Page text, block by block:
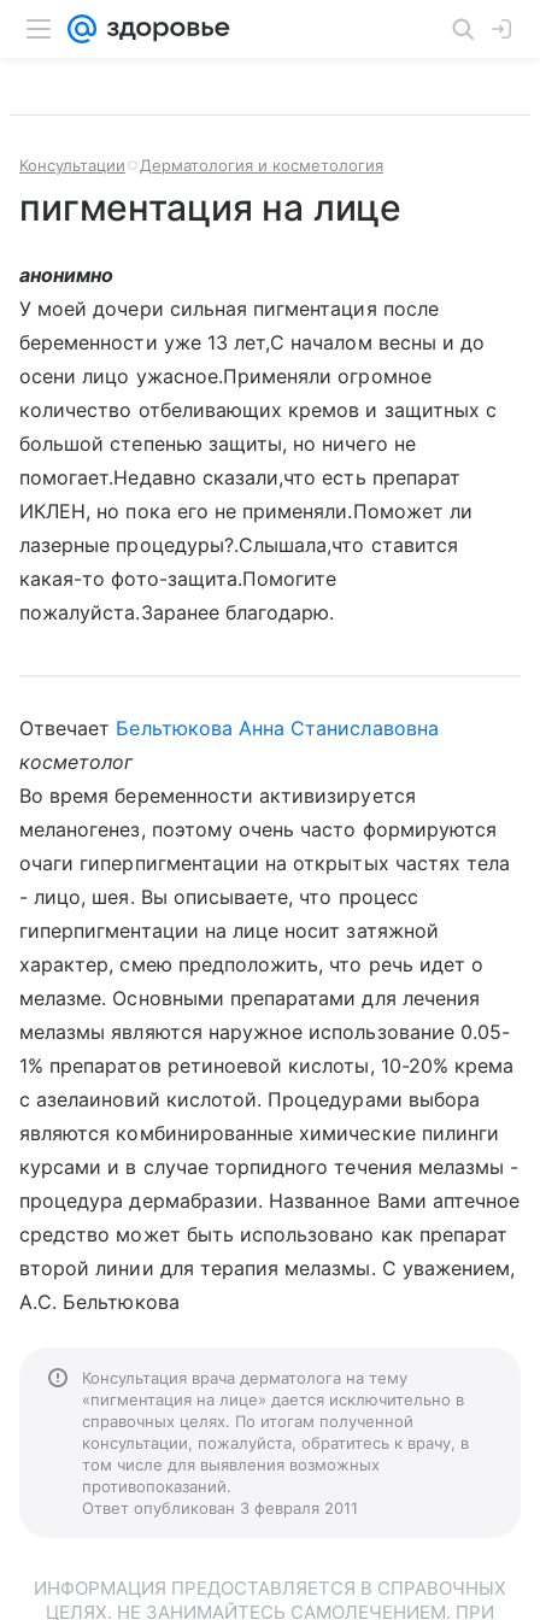
Консультации Дерматология и косметология
пигментация на лице
анонимно
У моей дочери сильная пигментация после
беременности уже 13 лет,С началом весны и до
осени лицо ужасное.Применяли огромное
количество отбеливающих кремов и защитных с
большой степенью защиты, но ничего не
помогает.Недавно сказали,что есть препарат
ИКЛЕН, но пока его не применяли.Поможет ли
лазерные процедуры?.Слышала,что ставится
какая-то фото-защита.Помогите
пожалуйста.Заранее благодарю.
Отвечает Бельтюкова Анна Станиславовна
косметолог
Во время беременности активизируется
меланогенез, поэтому очень часто формируются
очаги гиперпигментации на открытых частях тела
- лицо, шея. Вы описываете, что процесс
гиперпигментации на лице носит затяжной
характер, смею предположить, что речь идет о
мелазме. Основными препаратами для лечения
мелазмы являются наружное использование 0.05-
1% препаратов ретиноевой кислоты, 10-20% крема
с азелаиновий кислотой. Процедурами выбора
являются комбинированные химические пилинги
курсами и в случае торпидного течения мелазмы -
процедура дермабразии. Названное Вами аптечное
средство может быть использовано как препарат
второй линии для терапия мелазмы. С уважением,
А.С. Бельтюкова
Консультация врача дерматолога на тему
«пигментация на лице» дается исключительно в
справочных целях. По итогам полученной
консультации, пожалуйста, обратитесь к врачу, в
том числе для выявления возможных
противопоказаний.
Ответ опубликован 3 февраля 2011
ИНФОРМАЦИЯ ПРЕДОСТАВЛЯЕТСЯ В СПРАВОЧНЫХ
ЦЕЛЯХ. НЕ ЗАНИМАЙТЕСЬ САМОЛЕЧЕНИЕМ. ПРИ